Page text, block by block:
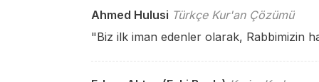
Ahmed Hulusi Türkçe Kur'an Çözümü
"Biz ilk iman edenler olarak, Rabbimizin